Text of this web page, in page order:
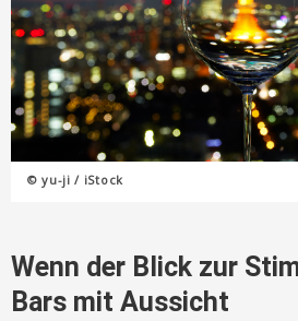
© yu-ji / iStock
Wenn der Blick zur
Bars mit Aussicht